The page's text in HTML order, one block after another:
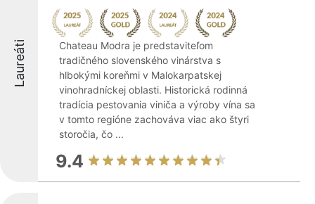
Laureáti
Chateau Modra je predstaviteľom
tradičného slovenského vinárstva s
hlbokými koreňmi v Malokarpatskej
vinohradníckej oblasti. Historická rodinná
tradícia pestovania viniča a výroby vína sa
v tomto regióne zachováva viac ako štyri
storočia, čo ...
9.4